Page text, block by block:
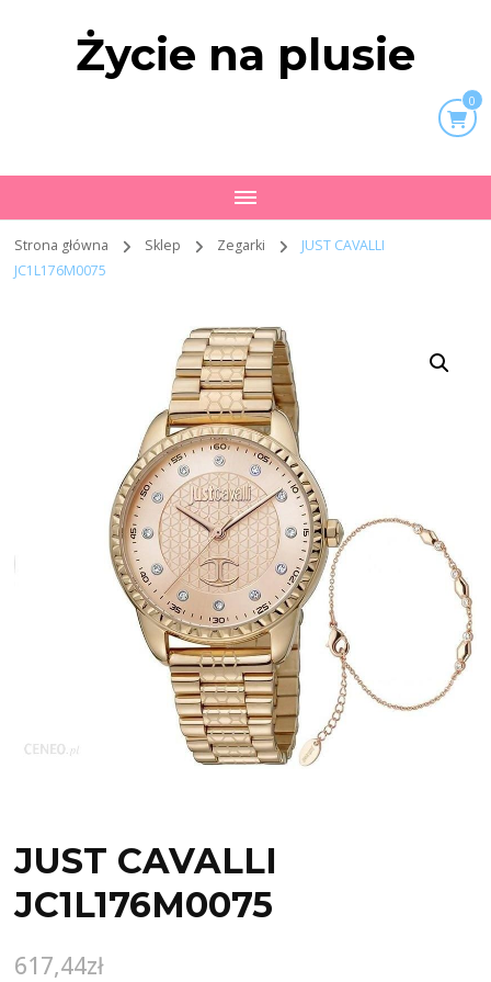
Życie na plusie
0
Strona główna Sklep Zegarki
JUST CAVALLI
JC1L176M0075
JUST CAVALLI
JC1L176M0075
617,44zł